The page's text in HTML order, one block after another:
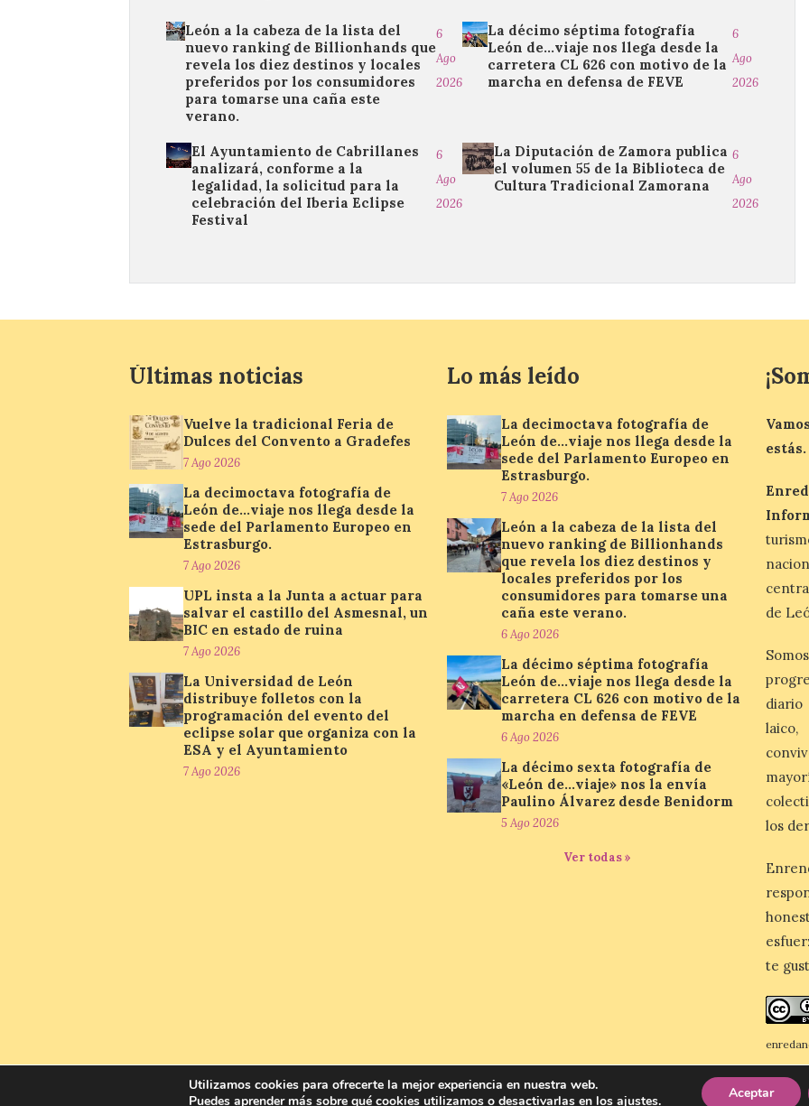
León a la cabeza de la lista del
nuevo ranking de Billionhands que
revela los diez destinos y locales
preferidos por los consumidores
para tomarse una caña este
verano.
6
Ago
2026
La décimo séptima fotografía
León de…viaje nos llega desde la
carretera CL 626 con motivo de la
marcha en defensa de FEVE
6
Ago
2026
El Ayuntamiento de Cabrillanes
analizará, conforme a la
legalidad, la solicitud para la
celebración del Iberia Eclipse
Festival
6
Ago
2026
La Diputación de Zamora publica
el volumen 55 de la Biblioteca de
Cultura Tradicional Zamorana
6
Ago
2026
Últimas noticias
Vuelve la tradicional Feria de
Dulces del Convento a Gradefes
7 Ago 2026
La decimoctava fotografía de
León de…viaje nos llega desde la
sede del Parlamento Europeo en
Estrasburgo.
7 Ago 2026
UPL insta a la Junta a actuar para
salvar el castillo del Asmesnal, un
BIC en estado de ruina
7 Ago 2026
La Universidad de León
distribuye folletos con la
programación del evento del
eclipse solar que organiza con la
ESA y el Ayuntamiento
7 Ago 2026
Lo más leído
La decimoctava fotografía de
León de…viaje nos llega desde la
sede del Parlamento Europeo en
Estrasburgo.
7 Ago 2026
León a la cabeza de la lista del
nuevo ranking de Billionhands
que revela los diez destinos y
locales preferidos por los
consumidores para tomarse una
caña este verano.
6 Ago 2026
La décimo séptima fotografía
León de…viaje nos llega desde la
carretera CL 626 con motivo de la
marcha en defensa de FEVE
6 Ago 2026
La décimo sexta fotografía de
«León de…viaje» nos la envía
Paulino Álvarez desde Benidorm
5 Ago 2026
Ver todas »
estás.
de
diario
los
te
Utilizamos cookies para ofrecerte la mejor experiencia en nuestra web.
Puedes aprender más sobre qué cookies utilizamos o desactivarlas en losajustes. Aceptar